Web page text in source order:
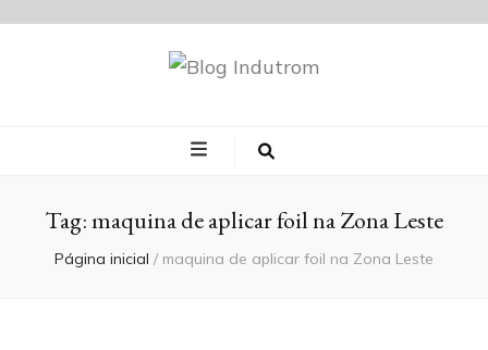
Blog Indutrom
Tag:maquina de aplicar foil na Zona Leste
Página inicial / maquina de aplicar foil na Zona Leste